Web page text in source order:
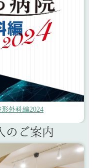
外科編2024
のご案内